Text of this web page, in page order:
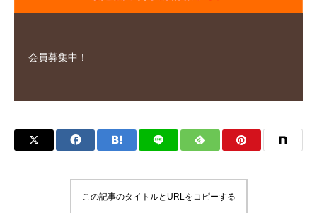
会員募集中！
この記事のタイトルとURLをコピーする